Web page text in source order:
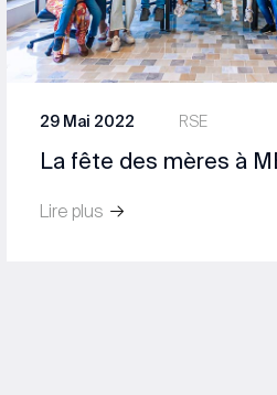
RSE
29 Mai 2022
La fête des mères à
Lire plus